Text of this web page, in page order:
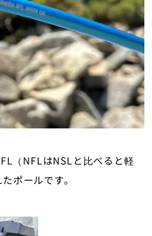
（NFLはNSLと比べると軽
ポールです。